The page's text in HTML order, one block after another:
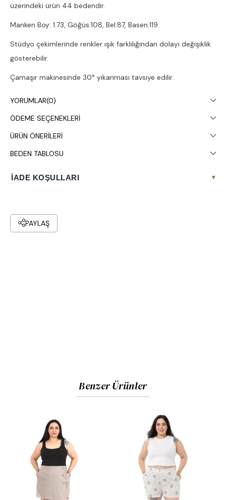
üzerindeki ürün 44 bedendir.
Manken Boy: 1.73, Göğüs:108, Bel:87, Basen:119.
Stüdyo çekimlerinde renkler ışık farklılığından dolayı değişiklik
gösterebilir.
Çamaşır makinesinde 30° yıkanması tavsiye edilir.
YORUMLAR(0)
ÖDEME SEÇENEKLERI
ÜRÜN ÖNERILERI
BEDEN TABLOSU
İADE KOŞULLARI ▾
PAYLAŞ
Benzer Ürünler